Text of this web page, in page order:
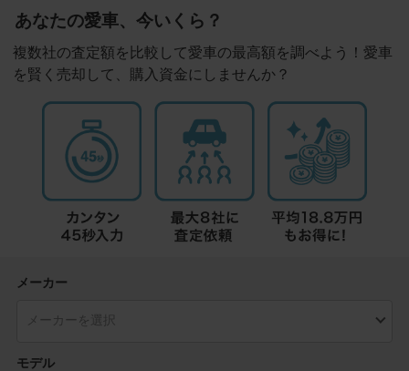
あなたの愛車、今いくら？
複数社の査定額を比較して愛車の最高額を調べよう！愛車
を賢く売却して、購入資金にしませんか？
メーカー
モデル